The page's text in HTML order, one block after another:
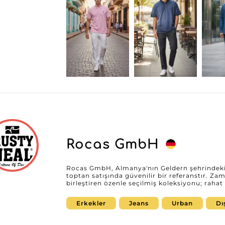
nasıl bir adım önde kalmanıza yardımcı
Rocas GmbH
Rocas GmbH, Almanya'nın Geldern
toptan satışında güvenilir bir referanstır.
birleştiren özenle seçilmiş koleksiyonu;
öncüsü erkek müşterilerin farklı tercihlerini
yeniliklere dair çeşitliliği ve uzmanlığıyla
Erkekler Jeans Urban